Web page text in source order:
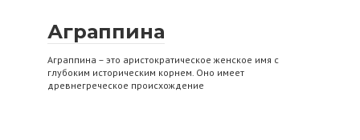
Аграппина
Аграппина – это аристократическое женское имя с
глубоким историческим корнем. Оно имеет
древнегреческое происхождение